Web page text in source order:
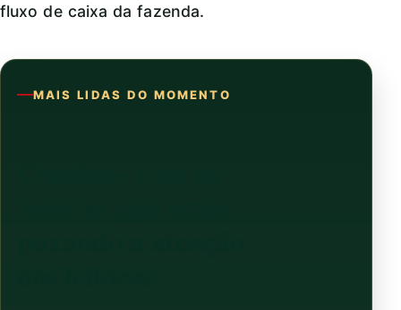
fluxo de caixa da fazenda.
MAIS LIDAS DO MOMENTO